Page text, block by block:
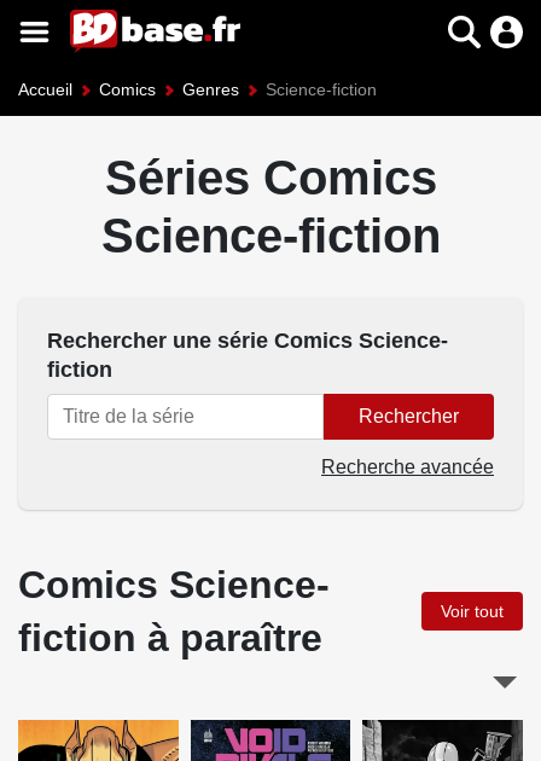
Accueil Comics Genres Science-fiction
Séries Comics
Science-fiction
Rechercher une série Comics Science-
fiction
Rechercher
Recherche avancée
Comics Science-
fiction à paraître
Voir tout